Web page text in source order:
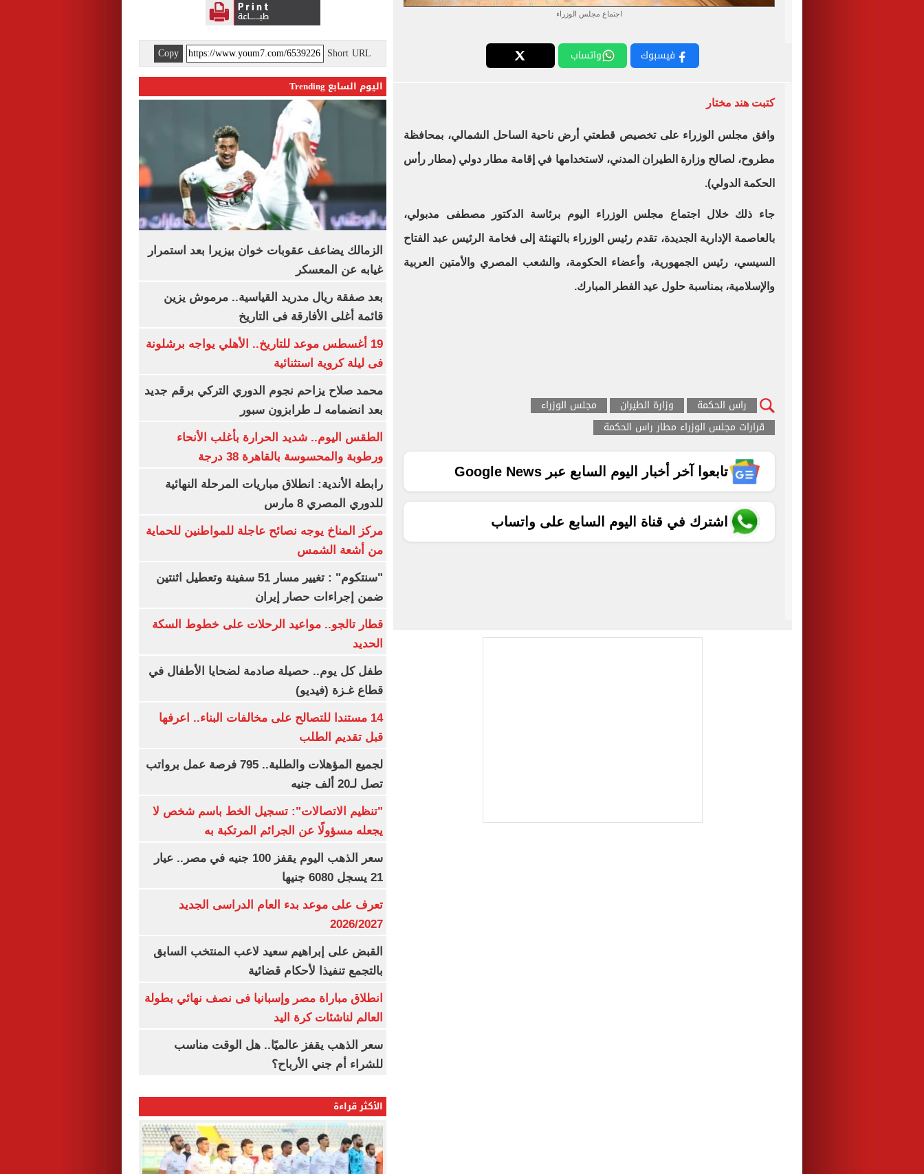
اجتماع مجلس الوزراء
فيسبوك واتساب
كتبت هند مختار
وافق مجلس الوزراء على تخصيص قطعتي أرض ناحية الساحل الشمالي، بمحافظة
مطروح، لصالح وزارة الطيران المدني، لاستخدامها في إقامة مطار دولي (مطار رأس
الحكمة الدولي).
جاء ذلك خلال اجتماع مجلس الوزراء اليوم برئاسة الدكتور مصطفى مدبولي،
بالعاصمة الإدارية الجديدة، تقدم رئيس الوزراء بالتهنئة إلى فخامة الرئيس عبد الفتاح
السيسي، رئيس الجمهورية، وأعضاء الحكومة، والشعب المصري والأمتين العربية
والإسلامية، بمناسبة حلول عيد الفطر المبارك.
راس الحكمة وزارة الطيران
مجلس الوزراء
قرارات مجلس الوزراء مطار راس الحكمة
تابعوا آخر أخبار اليوم السابع عبر Google News
اشترك في قناة اليوم السابع على واتساب
Short URL
Copy
اليوم السابع Trending
الزمالك يضاعف عقوبات خوان بيزيرا بعد استمرار
غيابه عن المعسكر
بعد صفقة ريال مدريد القياسية.. مرموش يزين
قائمة أغلى الأفارقة فى التاريخ
19 أغسطس موعد للتاريخ.. الأهلي يواجه برشلونة
فى ليلة كروية استثنائية
محمد صلاح يزاحم نجوم الدوري التركي برقم جديد
بعد انضمامه لـ طرابزون سبور
الطقس اليوم.. شديد الحرارة بأغلب الأنحاء
ورطوبة والمحسوسة بالقاهرة 38 درجة
رابطة الأندية: انطلاق مباريات المرحلة النهائية
للدوري المصري 8 مارس
مركز المناخ يوجه نصائح عاجلة للمواطنين للحماية
من أشعة الشمس
"سنتكوم" : تغيير مسار 51 سفينة وتعطيل اثنتين
ضمن إجراءات حصار إيران
قطار تالجو.. مواعيد الرحلات على خطوط السكة
الحديد
طفل كل يوم.. حصيلة صادمة لضحايا الأطفال في
قطاع غـزة (فيديو)
14 مستندا للتصالح على مخالفات البناء.. اعرفها
قبل تقديم الطلب
لجميع المؤهلات والطلبة.. 795 فرصة عمل برواتب
تصل لـ20 ألف جنيه
"تنظيم الاتصالات": تسجيل الخط باسم شخص لا
يجعله مسؤولًا عن الجرائم المرتكبة به
سعر الذهب اليوم يقفز 100 جنيه في مصر.. عيار
21 يسجل 6080 جنيها
تعرف على موعد بدء العام الدراسى الجديد
2026/2027
القبض على إبراهيم سعيد لاعب المنتخب السابق
بالتجمع تنفيذا لأحكام قضائية
انطلاق مباراة مصر وإسبانيا فى نصف نهائي بطولة
العالم لناشئات كرة اليد
سعر الذهب يقفز عالميًا.. هل الوقت مناسب
للشراء أم جني الأرباح؟
الأكثر قراءة